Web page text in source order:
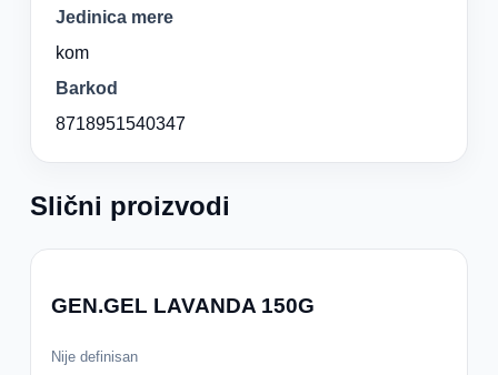
Jedinica mere
kom
Barkod
8718951540347
Slični proizvodi
GEN.GEL LAVANDA 150G
Nije definisan